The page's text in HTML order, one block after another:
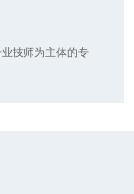
技师为主体的专